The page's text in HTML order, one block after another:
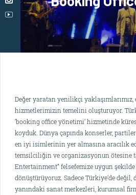
Değer yaratan yenilikçi
hizmetlerimizin temelini oluşturuyor.
‘booking office yönetimi’ hizmetinde
koyduk. Dünya çapında konserler,
en iyi isimlerinin yer almasına aracılık
temsilciliğin ve organizasyonun ötesine
Entertainment” felsefemize uygun
dönüştürüyoruz. Sadece Türkiye’de
yanındaki sanat merkezleri, kurumsal